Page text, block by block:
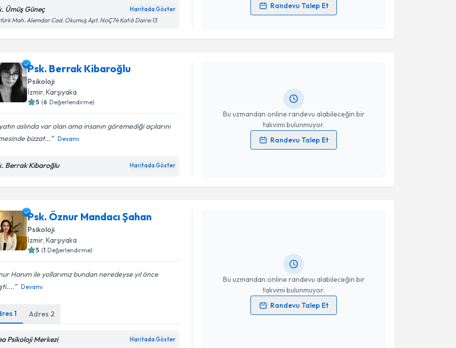
Ümüş Güneç Haritada Göster
Mah. Alemdar Cad. Okumuş Apt. NoÇ74 Kat:6 Daire:13
Randevu Talep Et
Kişisel verilerimin işlenmesine ilişkinAydınlatma Metni
Psk. Berrak Kibaroğlu
Psikoloji
İzmir, Karşıyaka
5 (6 Değerlendirme)
aslında var olan ama insanın göremediği açılarını
bizzat...
Devamı
Berrak Kibaroğlu Haritada Göster
Bu uzmandan online randevu alabileceğin bir
takvimi bulunmuyor.
Randevu Talep Et
Randevu Takvimi Talebi
Kişisel verilerimin işlenmesine ilişkinAydınlatma Metni
Takvim Talebini Gönder
Psk. Öznur Mandacı Şahan
Psikoloji
İzmir, Karşıyaka
5 (1 Değerlendirme)
Hanım ile yollarımız bundan neredeyse yıl önce
Devamı
1 Adres 2
Psikoloji Merkezi Haritada Göster
Bu uzmandan online randevu alabileceğin bir
takvimi bulunmuyor.
Randevu Talep Et
Kişisel verilerimin işlenmesine ilişkinAydınlatma Metni